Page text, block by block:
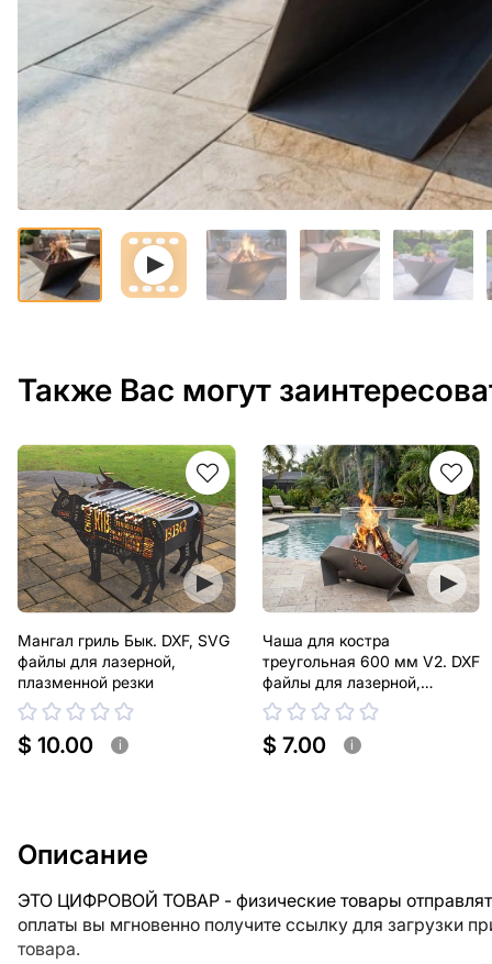
Также Вас могут
Мангал гриль Бык. DXF, SVG
файлы для лазерной,
плазменной резки
$ 10.00 i
Чаша для костра
треугольная 600 мм V2. DXF
файлы для лазерной,
плазменной резки
$ 7.00 i
Описание
ЭТО ЦИФРОВОЙ ТОВАР - физические товары
оплаты вы мгновенно получите ссылку для загрузки
товара.